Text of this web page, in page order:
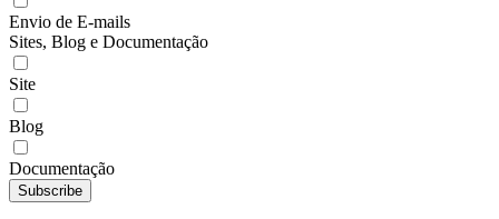
Envio de E-mails
Sites, Blog e Documentação
Site
Blog
Documentação
Subscribe